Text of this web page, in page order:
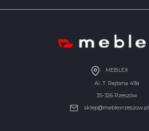
MEBLEX
Al. T. Rejtana 49a
35-326 Rzeszów
sklep@meblexrzeszow.pl